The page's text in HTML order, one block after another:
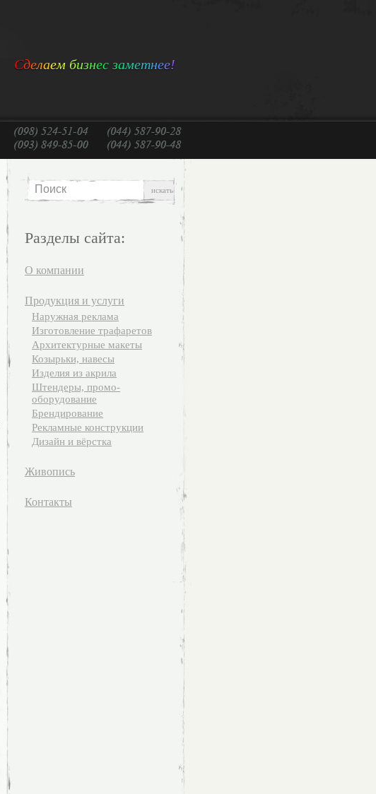
Сделаем бизнес заметнее!
Разделы сайта:
О компании
Продукция и услуги
Наружная реклама
Изготовление трафаретов
Архитектурные макеты
Козырьки, навесы
Изделия из акрила
Штендеры, промо-
оборудование
Брендирование
Рекламные конструкции
Дизайн и вёрстка
Живопись
Контакты